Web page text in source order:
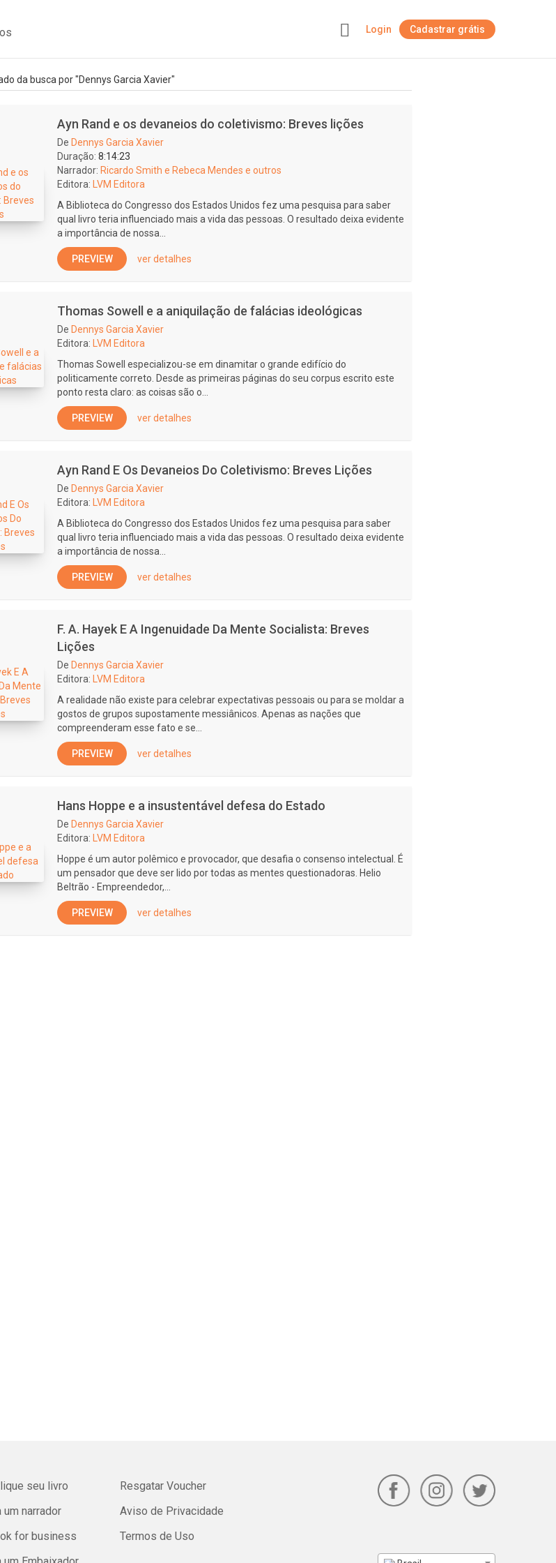
Login Cadastrar grátis
da busca por "Dennys Garcia Xavier"
Ayn Rand e os devaneios do coletivismo: Breves lições
De Dennys Garcia Xavier
Duração: 8:14:23
Narrador: Ricardo Smith e Rebeca Mendes e outros
Editora:
LVM Editora
A Biblioteca do Congresso dos Estados Unidos fez uma pesquisa para saber
qual livro teria influenciado mais a vida das pessoas. O resultado deixa evidente
a importância de nossa...
PREVIEW ver detalhes
Thomas Sowell e a aniquilação de falácias ideológicas
De Dennys Garcia Xavier
Editora:
LVM Editora
Thomas Sowell especializou-se em dinamitar o grande edifício do
politicamente correto. Desde as primeiras páginas do seu corpus escrito este
ponto resta claro: as coisas são o...
PREVIEW ver detalhes
Ayn Rand E Os Devaneios Do Coletivismo: Breves Lições
De Dennys Garcia Xavier
Editora:
LVM Editora
A Biblioteca do Congresso dos Estados Unidos fez uma pesquisa para saber
qual livro teria influenciado mais a vida das pessoas. O resultado deixa evidente
a importância de nossa...
PREVIEW ver detalhes
F. A. Hayek E A Ingenuidade Da Mente Socialista: Breves
Lições
De Dennys Garcia Xavier
Editora:
LVM Editora
A realidade não existe para celebrar expectativas pessoais ou para se moldar a
gostos de grupos supostamente messiânicos. Apenas as nações que
compreenderam esse fato e se...
PREVIEW ver detalhes
Hans Hoppe e a insustentável defesa do Estado
De Dennys Garcia Xavier
Editora:
LVM Editora
Hoppe é um autor polêmico e provocador, que desafia o consenso intelectual. É
um pensador que deve ser lido por todas as mentes questionadoras. Helio
Beltrão - Empreendedor,...
PREVIEW ver detalhes
seu livro
um narrador
for business
Resgatar Voucher
Aviso de Privacidade
Termos de Uso